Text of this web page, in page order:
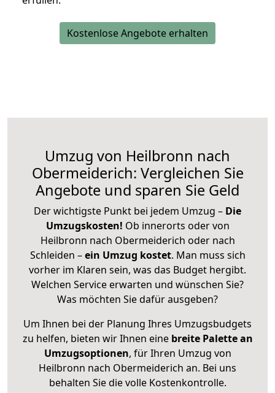
Kostenlose Angebote erhalten
Umzug von Heilbronn nach
Obermeiderich: Vergleichen Sie
Angebote und sparen Sie Geld
Der wichtigste Punkt bei jedem Umzug – Die
Umzugskosten! Ob innerorts oder von
Heilbronn nach Obermeiderich oder nach
Schleiden –ein Umzug kostet. Man muss sich
vorher im Klaren sein, was das Budget hergibt.
Welchen Service erwarten und wünschen Sie?
Was möchten Sie dafür ausgeben?
Um Ihnen bei der Planung Ihres Umzugsbudgets
zu helfen, bieten wir Ihnen eine breite Palette an
Umzugsoptionen, für Ihren Umzug von
Heilbronn nach Obermeiderich an. Bei uns
behalten Sie die volle Kostenkontrolle.